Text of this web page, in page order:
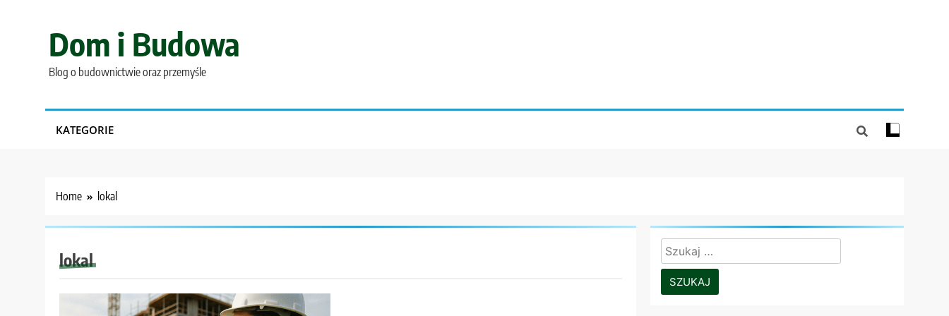
Dom i Budowa
Blog o budownictwie oraz przemyśle
KATEGORIE
Home lokal
lokal
Szukaj: